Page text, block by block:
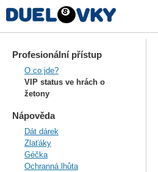
Profesionální přístup
O co jde?
VIP status ve hrách o
žetony
Nápověda
Dát dárek
Zlaťáky
Géčka
Ochranná lhůta